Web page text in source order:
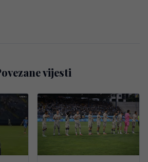
vijesti